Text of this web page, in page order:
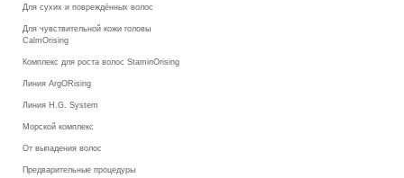
Для сухих и повреждённых волос
Для чувствительной кожи головы
CalmOrising
Комплекс для роста волос StaminOrising
Линия ArgORising
Линия H.G. System
Морской комплекс
От выпадения волос
Предварительные процедуры